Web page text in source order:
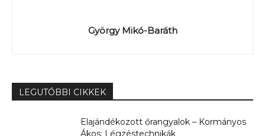
György Mikó-Baráth
LEGUTÓBBI CIKKEK
Elajándékozott őrangyalok – Kormányos
Ákos: Légzéstechnikák